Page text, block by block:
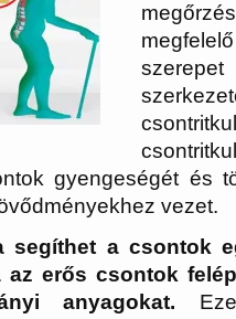
gyengeségét és
vezet.
segíthet a csontok
erős csontok
anyagokat.